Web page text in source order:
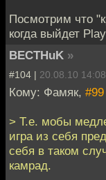
Посмотрим что
когда выйдет
BECTHuK »
#104 | 20.08.10 14:08
Кому: Фамяк, #99
> Т.е. мобы
игра из себя
себя в таком
камрад.